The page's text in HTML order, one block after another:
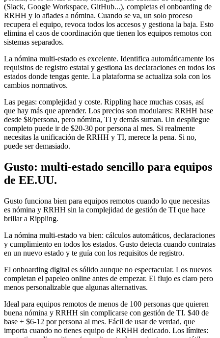
(Slack, Google Workspace, GitHub...), completas el onboarding de
RRHH y lo añades a nómina. Cuando se va, un solo proceso
recupera el equipo, revoca todos los accesos y gestiona la baja. Esto
elimina el caos de coordinación que tienen los equipos remotos con
sistemas separados.
La nómina multi-estado es excelente. Identifica automáticamente los
requisitos de registro estatal y gestiona las declaraciones en todos los
estados donde tengas gente. La plataforma se actualiza sola con los
cambios normativos.
Las pegas: complejidad y coste. Rippling hace muchas cosas, así
que hay más que aprender. Los precios son modulares: RRHH base
desde $8/persona, pero nómina, TI y demás suman. Un despliegue
completo puede ir de $20-30 por persona al mes. Si realmente
necesitas la unificación de RRHH y TI, merece la pena. Si no,
puede ser demasiado.
Gusto: multi-estado sencillo para equipos
de EE.UU.
Gusto funciona bien para equipos remotos cuando lo que necesitas
es nómina y RRHH sin la complejidad de gestión de TI que hace
brillar a Rippling.
La nómina multi-estado va bien: cálculos automáticos, declaraciones
y cumplimiento en todos los estados. Gusto detecta cuando contratas
en un nuevo estado y te guía con los requisitos de registro.
El onboarding digital es sólido aunque no espectacular. Los nuevos
completan el papeleo online antes de empezar. El flujo es claro pero
menos personalizable que algunas alternativas.
Ideal para equipos remotos de menos de 100 personas que quieren
buena nómina y RRHH sin complicarse con gestión de TI. $40 de
base + $6-12 por persona al mes. Fácil de usar de verdad, que
importa cuando no tienes equipo de RRHH dedicado. Los límites: